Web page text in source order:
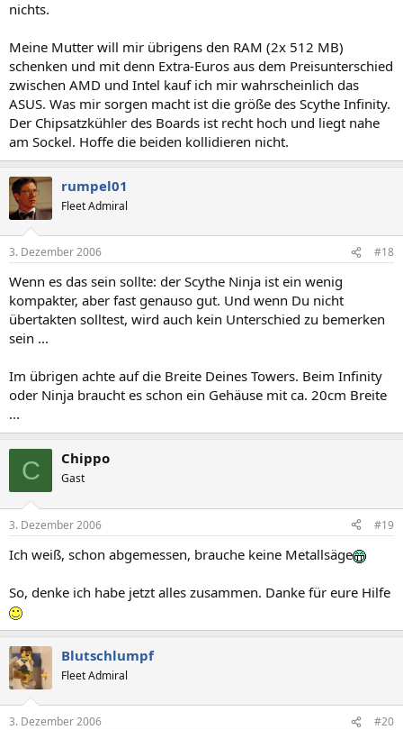
nichts.
Meine Mutter will mir übrigens den RAM (2x 512 MB)
schenken und mit denn Extra-Euros aus dem Preisunterschied
zwischen AMD und Intel kauf ich mir wahrscheinlich das
ASUS. Was mir sorgen macht ist die größe des Scythe Infinity.
Der Chipsatzkühler des Boards ist recht hoch und liegt nahe
am Sockel. Hoffe die beiden kollidieren nicht.
rumpel01
Fleet Admiral
3. Dezember 2006 #18
Wenn es das sein sollte: der Scythe Ninja ist ein wenig
kompakter, aber fast genauso gut. Und wenn Du nicht
übertakten solltest, wird auch kein Unterschied zu bemerken
sein ...
Im übrigen achte auf die Breite Deines Towers. Beim Infinity
oder Ninja braucht es schon ein Gehäuse mit ca. 20cm Breite
...
C Chippo
Gast
3. Dezember 2006 #19
Ich weiß, schon abgemessen, brauche keine Metallsäge
So, denke ich habe jetzt alles zusammen. Danke für eure Hilfe
Blutschlumpf
Fleet Admiral
3. Dezember 2006 #20